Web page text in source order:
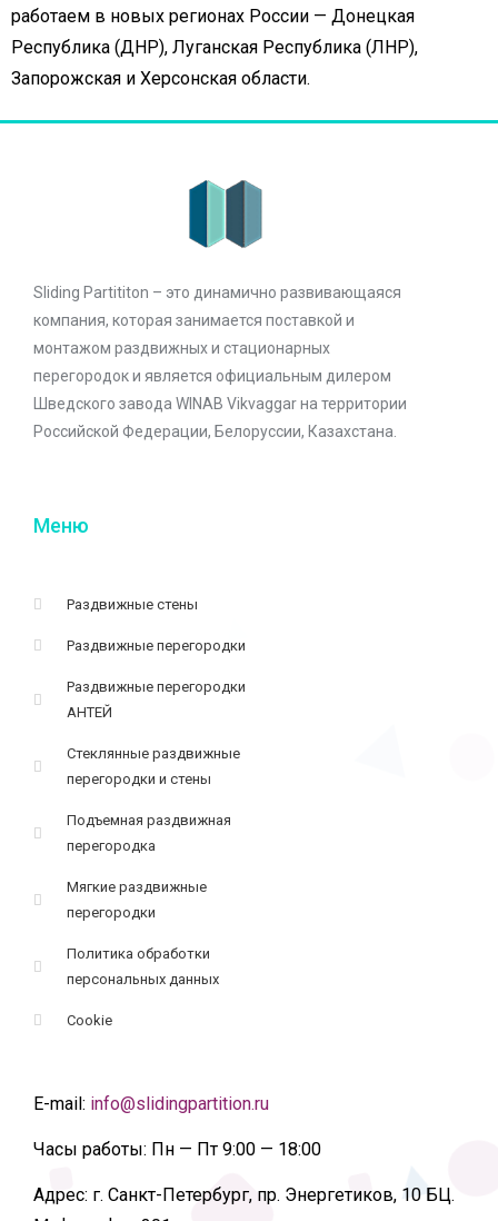
работаем в новых регионах России — Донецкая
Республика (ДНР), Луганская Республика (ЛНР),
Запорожская и Херсонская области.
Sliding Partititon – это динамично развивающаяся
компания, которая занимается поставкой и
монтажом раздвижных и стационарных
перегородок и является официальным дилером
Шведского завода WINAB Vikvaggar на территории
Российской Федерации, Белоруссии, Казахстана.
Меню
Раздвижные стены
Раздвижные перегородки
Раздвижные перегородки
АНТЕЙ
Стеклянные раздвижные
перегородки и стены
Подъемная раздвижная
перегородка
Мягкие раздвижные
перегородки
Политика обработки
персональных данных
Cookie
E-mail: info@slidingpartition.ru
Часы работы: Пн — Пт 9:00 — 18:00
Адрес: г. Санкт-Петербург, пр. Энергетиков, 10 БЦ.